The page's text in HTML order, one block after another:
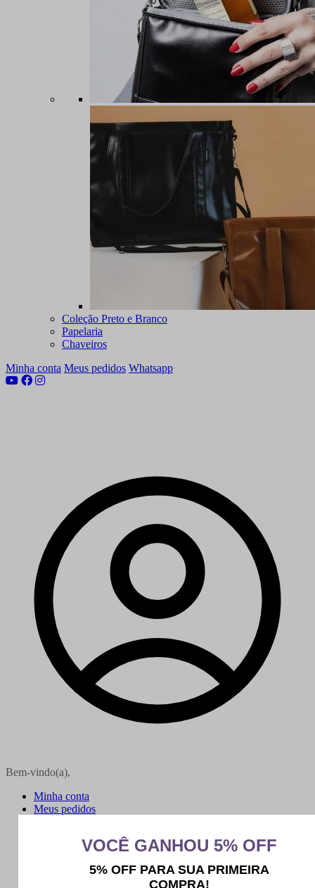
Coleção Preto e Branco
Papelaria
Chaveiros
Minha conta Meus pedidos Whatsapp
Bem-vindo(a),
Minha conta
Meus pedidos